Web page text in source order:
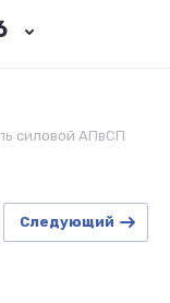
силовой АПвСП
Следующий